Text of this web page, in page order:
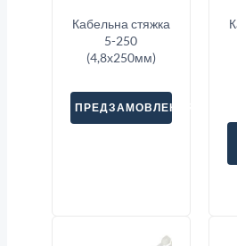
Кабельна стяжка
5-250
(4,8х250мм)
ПРЕДЗАМОВЛЕННЯ